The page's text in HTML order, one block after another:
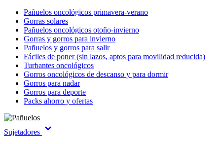
Pañuelos oncológicos primavera-verano
Gorras solares
Pañuelos oncológicos otoño-invierno
Gorras y gorros para invierno
Pañuelos y gorros para salir
Fáciles de poner (sin lazos, aptos para movilidad reducida)
Turbantes oncológicos
Gorros oncológicos de descanso y para dormir
Gorros para nadar
Gorros para deporte
Packs ahorro y ofertas
Sujetadores